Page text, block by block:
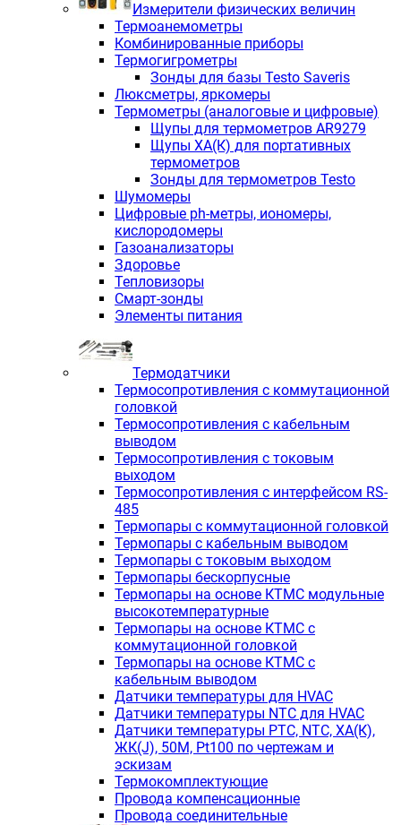
Измерители физических величин
Термоанемометры
Комбинированные приборы
Термогигрометры
Зонды для базы Testo Saveris
Люксметры, яркомеры
Термометры (аналоговые и цифровые)
Щупы для термометров AR9279
Щупы ХА(К) для портативных
термометров
Зонды для термометров Testo
Шумомеры
Цифровые ph-метры, иономеры,
кислородомеры
Газоанализаторы
Здоровье
Тепловизоры
Смарт-зонды
Элементы питания
Термодатчики
Термосопротивления с коммутационной
головкой
Термосопротивления с кабельным
выводом
Термосопротивления с токовым
выходом
Термосопротивления с интерфейсом RS-
485
Термопары с коммутационной головкой
Термопары с кабельным выводом
Термопары с токовым выходом
Термопары бескорпусные
Термопары на основе КТМС модульные
высокотемпературные
Термопары на основе КТМС с
коммутационной головкой
Термопары на основе КТМС с
кабельным выводом
Датчики температуры для HVAC
Датчики температуры NTC для HVAC
Датчики температуры PTС, NTC, ХА(К),
ЖК(J), 50М, Pt100 по чертежам и
эскизам
Термокомплектующие
Провода компенсационные
Провода соединительные